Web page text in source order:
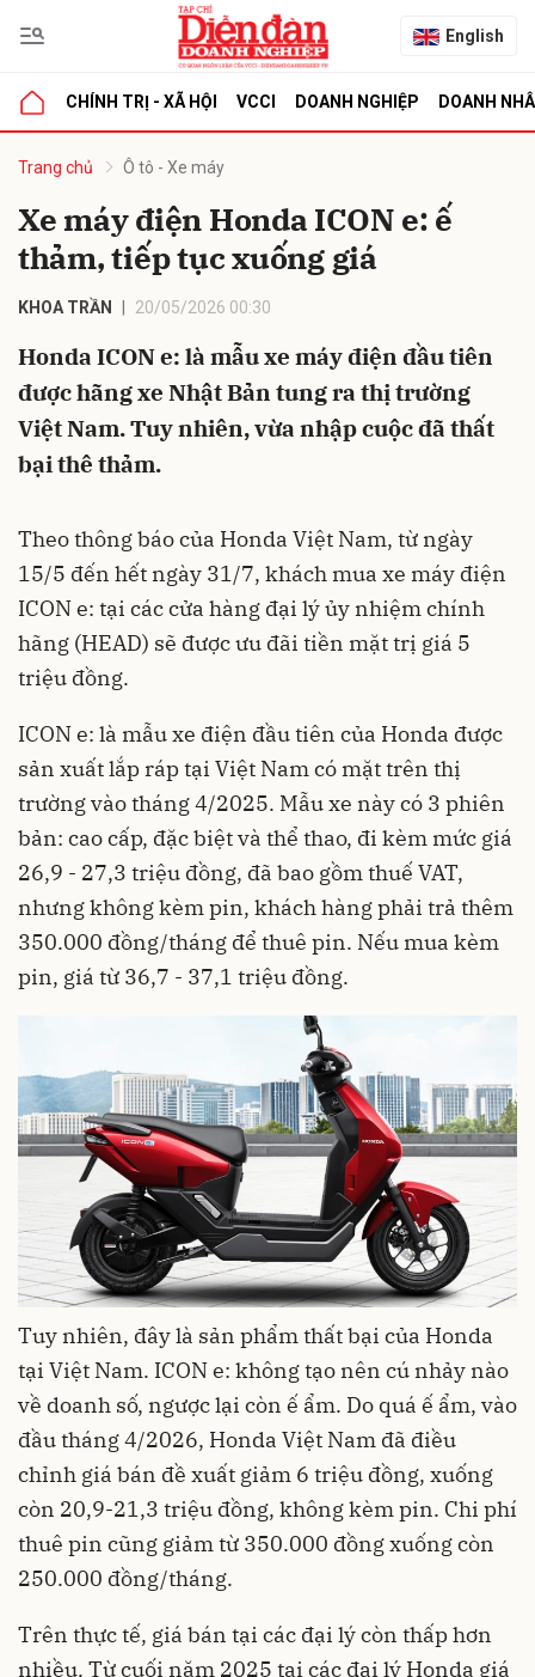
English
CHÍNH TRỊ - XÃ HỘI VCCI DOANH NGHIỆP DOANH
Trang chủ Ô tô - Xe máy
Xe máy điện Honda ICON e: ế
thảm, tiếp tục xuống giá
KHOA TRẦN 20/05/2026 00:30
Honda ICON e: là mẫu xe máy điện đầu tiên
được hãng xe Nhật Bản tung ra thị trường
Việt Nam. Tuy nhiên, vừa nhập cuộc đã thất
bại thê thảm.
Theo thông báo của Honda Việt Nam, từ ngày
15/5 đến hết ngày 31/7, khách mua xe máy điện
ICON e: tại các cửa hàng đại lý ủy nhiệm chính
hãng (HEAD) sẽ được ưu đãi tiền mặt trị giá 5
triệu đồng.
ICON e: là mẫu xe điện đầu tiên của Honda được
sản xuất lắp ráp tại Việt Nam có mặt trên thị
trường vào tháng 4/2025. Mẫu xe này có 3 phiên
bản: cao cấp, đặc biệt và thể thao, đi kèm mức giá
26,9 - 27,3 triệu đồng, đã bao gồm thuế VAT,
nhưng không kèm pin, khách hàng phải trả thêm
350.000 đồng/tháng để thuê pin. Nếu mua kèm
pin, giá từ 36,7 - 37,1 triệu đồng.
Tuy nhiên, đây là sản phẩm thất bại của Honda
tại Việt Nam. ICON e: không tạo nên cú nhảy nào
về doanh số, ngược lại còn ế ẩm. Do quá ế ẩm, vào
đầu tháng 4/2026, Honda Việt Nam đã điều
chỉnh giá bán đề xuất giảm 6 triệu đồng, xuống
còn 20,9-21,3 triệu đồng, không kèm pin. Chi phí
thuê pin cũng giảm từ 350.000 đồng xuống còn
250.000 đồng/tháng.
Trên thực tế, giá bán tại các đại lý còn thấp hơn
nhiều. Từ cuối năm 2025 tại các đại lý Honda giá
luận
Hủy